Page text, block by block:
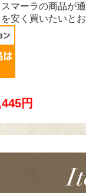
マーラの商品が
安く買いたいと
円